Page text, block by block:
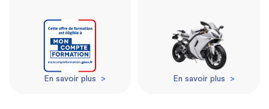
En savoir plus > En savoir plus >